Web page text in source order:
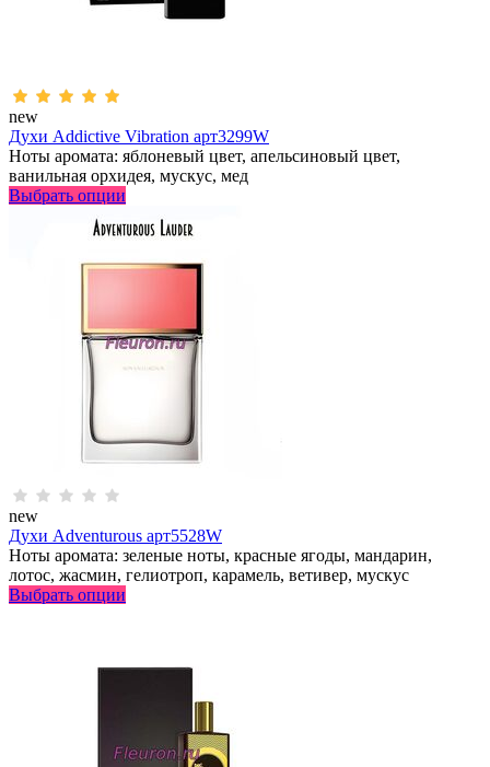
new
Духи Addictive Vibration арт3299W
Ноты аромата: яблоневый цвет, апельсиновый цвет,
ванильная орхидея, мускус, мед
Выбрать опции
new
Духи Adventurous арт5528W
Ноты аромата: зеленые ноты, красные ягоды, мандарин,
лотос, жасмин, гелиотроп, карамель, ветивер, мускус
Выбрать опции